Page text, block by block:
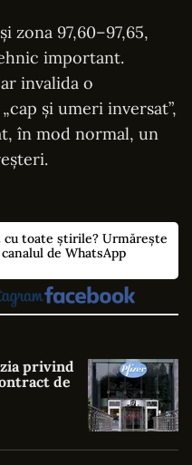
zona 97,60–97,65,
important.
invalida o
și umeri inversat”,
în mod normal, un
toate știrile? Urmărește
de WhatsApp
privind
de